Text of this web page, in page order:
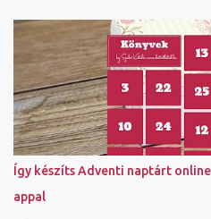
Természetesen beregisztráltam
generálok egy csomagfeladást
mert a futár magával hozza az
Természetesen van egy mygls
partnerként tudok csomagokat
lehetőségek is hogy A-ból B-be
átszállítsák és ehhez ők viszik a
nyomtató hiba miatt nem
hogy van olyan lehetőség is
Így készíts Adventi naptárt
appal